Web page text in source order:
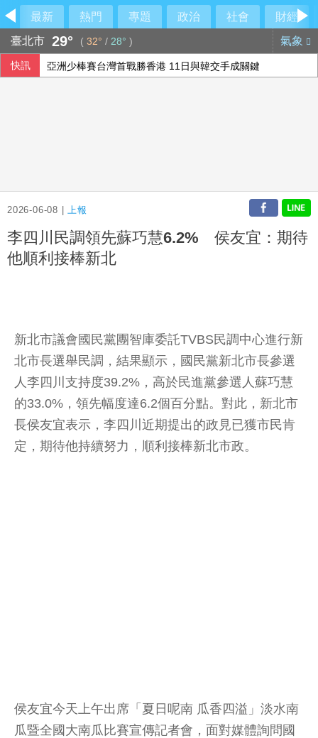
最新 熱門 專題 政治 社會
財經
臺北市 29° ( 32° / 28° ) 氣象
快訊 亞洲少棒賽台灣首戰勝香港 11日與韓交手成關鍵
2026-06-08 |上報
李四川民調領先蘇巧慧6.2% 侯友宜：期待
他順利接棒新北
新北市議會國民黨團智庫委託TVBS民調中心進行新
北市長選舉民調，結果顯示，國民黨新北市長參選
人李四川支持度39.2%，高於民進黨參選人蘇巧慧
的33.0%，領先幅度達6.2個百分點。對此，新北市
長侯友宜表示，李四川近期提出的政見已獲市民肯
定，期待他持續努力，順利接棒新北市政。
侯友宜今天上午出席「夏日呢南 瓜香四溢」淡水南
瓜暨全國大南瓜比賽宣傳記者會，面對媒體詢問國